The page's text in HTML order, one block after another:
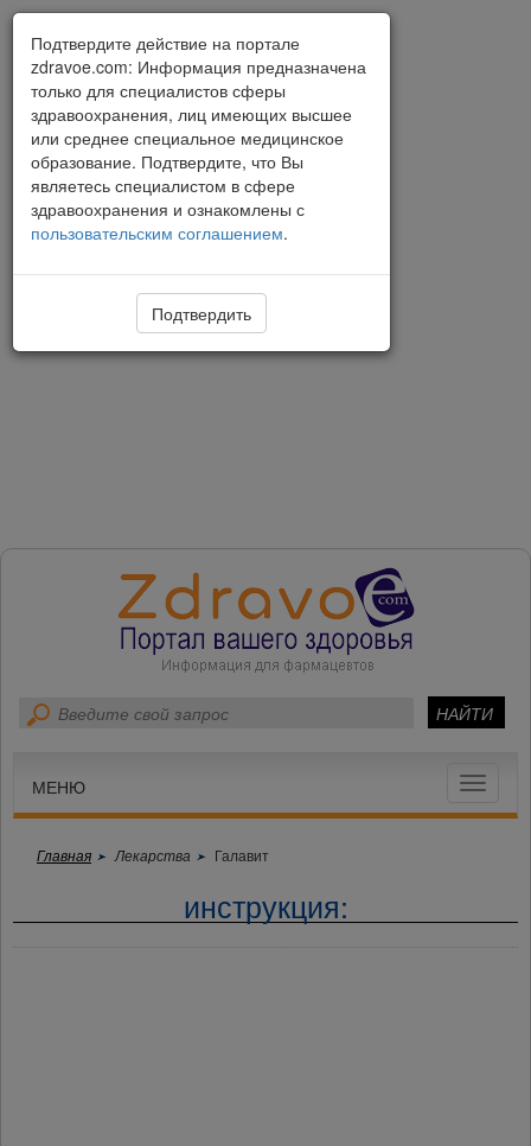
Toggle
МЕНЮ
Главная Лекарства Галавит
инструкция:
Подтвердите действие на портале
zdravoe.com: Информация предназначена
только для специалистов сферы
здравоохранения, лиц имеющих высшее
или среднее специальное медицинское
образование. Подтвердите, что Вы
являетесь специалистом в сфере
здравоохранения и ознакомлены с
пользовательским соглашением.
Подтвердить